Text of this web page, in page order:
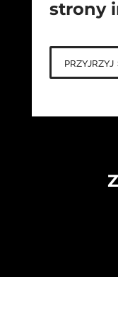
strony
przyjrzyj